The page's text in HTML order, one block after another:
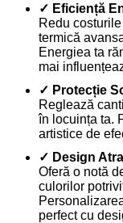
✓ Eficiență
Redu
termică
Energiea ta
mai
✓ Protecție
Reglează
în locuința ta.
artistice de
✓ Design
Oferă o notă
culorilor
perfect cu